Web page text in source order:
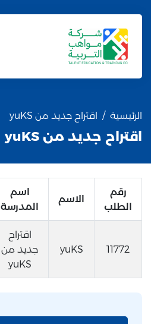
الرئيسية اقتراح جديد من yuKS
اقتراح جديد من yuKS
رقم
الطلب
الاسم
اسم
المدرسة
11772
yuKS
اقتراح
جديد من
yuKS